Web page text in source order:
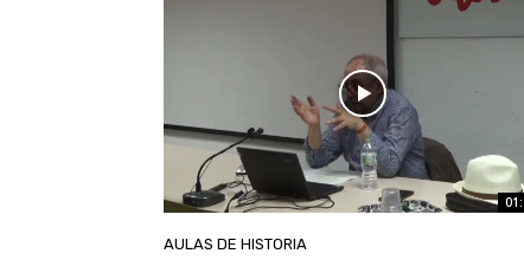
AULAS DE HISTORIA